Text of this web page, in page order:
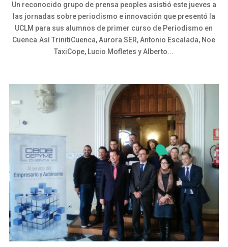
Un reconocido grupo de prensa peoples asistió este jueves a
las jornadas sobre periodismo e innovación que presentó la
UCLM para sus alumnos de primer curso de Periodismo en
Cuenca.Así TrinitiCuenca, Aurora SER, Antonio Escalada, Noe
TaxiCope, Lucio Mofletes y Alberto...